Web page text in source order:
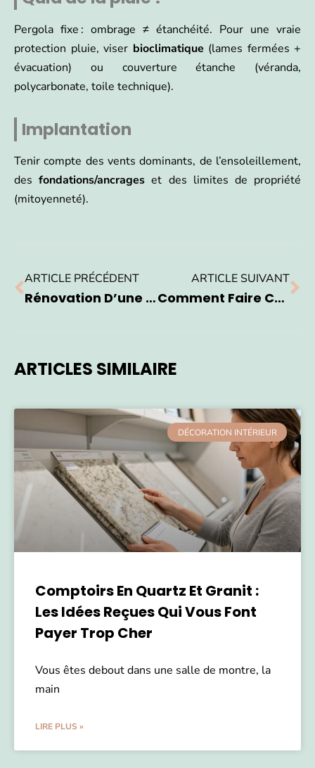
Pergola fixe : ombrage ≠ étanchéité. Pour une vraie
protection pluie, viser bioclimatique (lames fermées +
évacuation) ou couverture étanche (véranda,
polycarbonate, toile technique).
Implantation
Tenir compte des vents dominants, de l’ensoleillement,
desfondations/ancrages et des limites de propriété
(mitoyenneté).
ARTICLE PRÉCÉDENT
Rénovation D’une Salle De Bain : Les Facteurs Qui Influencent Le Prix
ARTICLE SUIVANT
Comment Faire Concevoir Des Stores Sur Mesure ? A Qui S’adresser ?
ARTICLES SIMILAIRE
DÉCORATION INTÉRIEUR
Comptoirs En Quartz Et Granit :
Les Idées Reçues Qui Vous Font
Payer Trop Cher
Vous êtes debout dans une salle de montre, la
main
LIRE PLUS »